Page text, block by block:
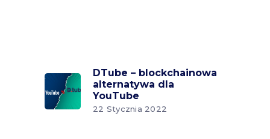
DTube – blockchainowa
alternatywa dla
YouTube
22 Stycznia 2022